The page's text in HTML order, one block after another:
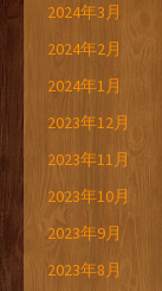
2024年3月
2024年2月
2024年1月
2023年12月
2023年11月
2023年10月
2023年9月
2023年8月